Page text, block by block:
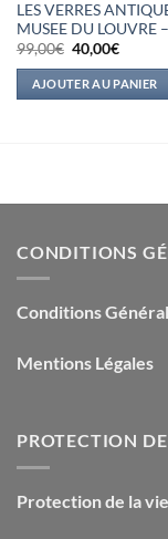
LES VERRES
MUSEE DU LOUVRE
99,00€ Le
prix
initial
était :
99,00€.
40,00€Le
actuel
est :
40,00€.
AJOUTER AU PANIER
CONDITIONS
Conditions
Mentions Légales
PROTECTION
Protection de la